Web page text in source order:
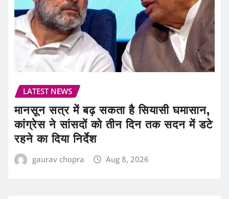
LATEST NEWS
मानसून सत्र में बढ़ सकता है सियासी घमासान,
कांग्रेस ने सांसदों को तीन दिन तक सदन में डटे
रहने का दिया निर्देश
gaurav chopra Aug 8, 2026